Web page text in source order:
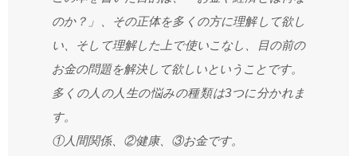
のか？」、その正体を多くの方に理解して欲し
い、そして理解した上で使いこなし、目の前の
お金の問題を解決して欲しいということです。
多くの人の人生の悩みの種類は3つに分かれま
す。
①人間関係、②健康、③お金です。